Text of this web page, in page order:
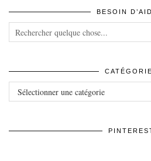
BESOIN
Catégories